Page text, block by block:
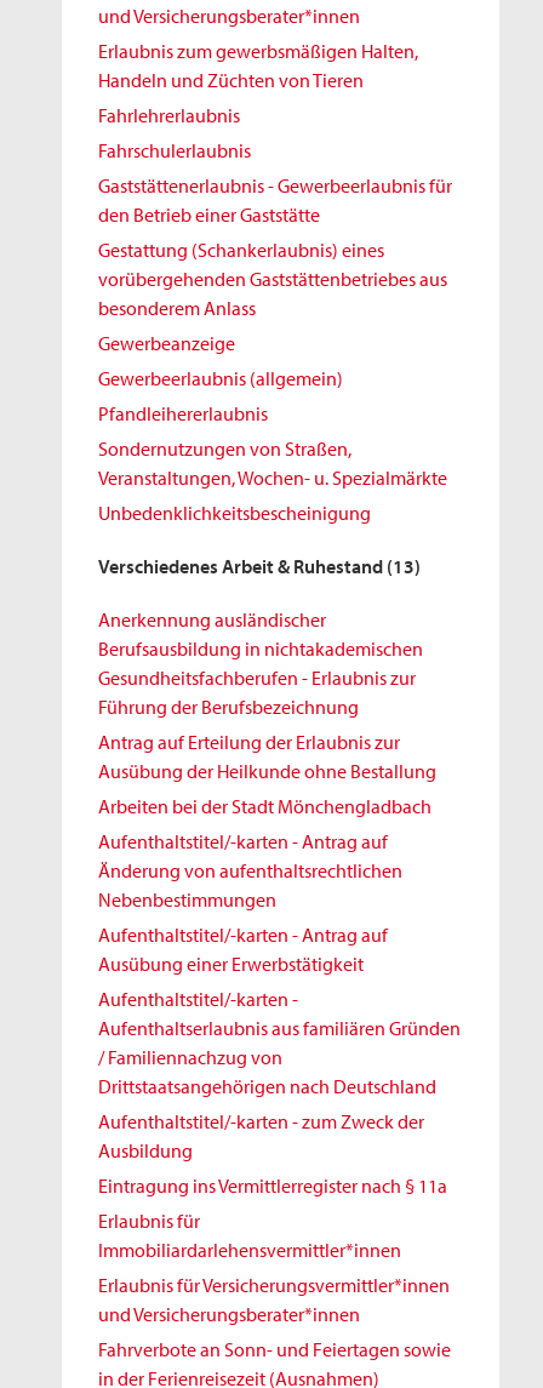
und Versicherungsberater*innen
Erlaubnis zum gewerbsmäßigen Halten,
Handeln und Züchten von Tieren
Fahrlehrerlaubnis
Fahrschulerlaubnis
Gaststättenerlaubnis - Gewerbeerlaubnis für
den Betrieb einer Gaststätte
Gestattung (Schankerlaubnis) eines
vorübergehenden Gaststättenbetriebes aus
besonderem Anlass
Gewerbeanzeige
Gewerbeerlaubnis (allgemein)
Pfandleihererlaubnis
Sondernutzungen von Straßen,
Veranstaltungen, Wochen- u. Spezialmärkte
Unbedenklichkeitsbescheinigung
Verschiedenes Arbeit & Ruhestand (13)
Anerkennung ausländischer
Berufsausbildung in nichtakademischen
Gesundheitsfachberufen - Erlaubnis zur
Führung der Berufsbezeichnung
Antrag auf Erteilung der Erlaubnis zur
Ausübung der Heilkunde ohne Bestallung
Arbeiten bei der Stadt Mönchengladbach
Aufenthaltstitel/-karten - Antrag auf
Änderung von aufenthaltsrechtlichen
Nebenbestimmungen
Aufenthaltstitel/-karten - Antrag auf
Ausübung einer Erwerbstätigkeit
Aufenthaltstitel/-karten -
Aufenthaltserlaubnis aus familiären Gründen
/ Familiennachzug von
Drittstaatsangehörigen nach Deutschland
Aufenthaltstitel/-karten - zum Zweck der
Ausbildung
Eintragung ins Vermittlerregister nach § 11a
Erlaubnis für
Immobiliardarlehensvermittler*innen
Erlaubnis für Versicherungsvermittler*innen
und Versicherungsberater*innen
Fahrverbote an Sonn- und Feiertagen sowie
in der Ferienreisezeit (Ausnahmen)